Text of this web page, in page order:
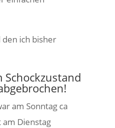
ich bisher
Schockzustand
am Sonntag ca
Dienstag